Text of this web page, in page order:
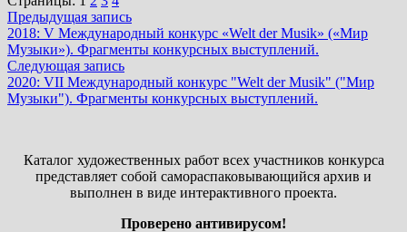
Навигация
по
записям
Предыдущая записьПредыдущая
запись:
2018: V Международный конкурс «Welt der Musik» («Мир
Музыки»). Фрагменты конкурсных выступлений.
Следующая записьСледующая
запись:
2020: VII Международный конкурс "Welt der Musik" ("Мир
Музыки"). Фрагменты конкурсных выступлений.
Каталог художественных работ всех участников конкурса
представляет собой самораспаковывающийся архив и
выполнен в виде интерактивного проекта.
Проверено антивирусом!